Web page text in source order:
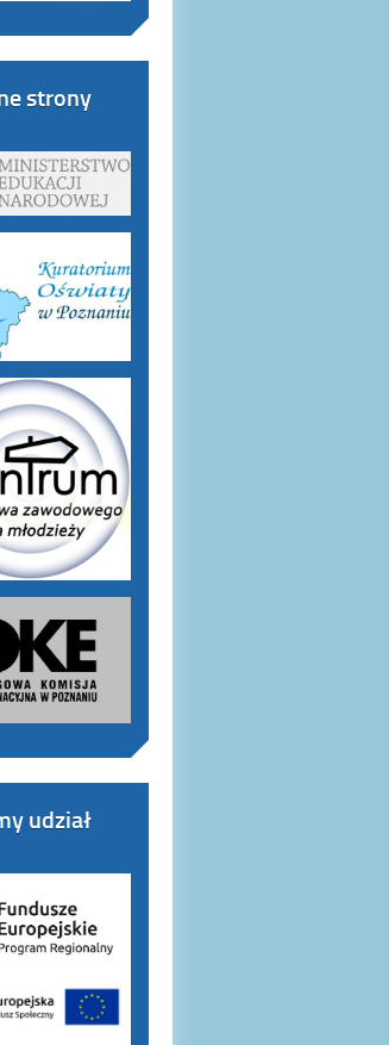
strony
udział